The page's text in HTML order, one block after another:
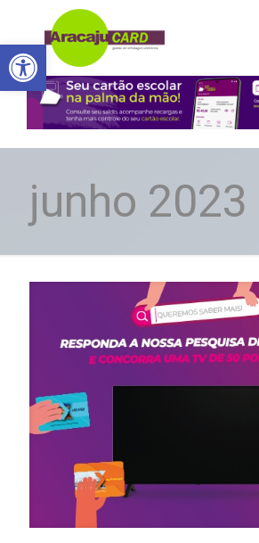
Abrir a barra de ferramentas
junho 2023